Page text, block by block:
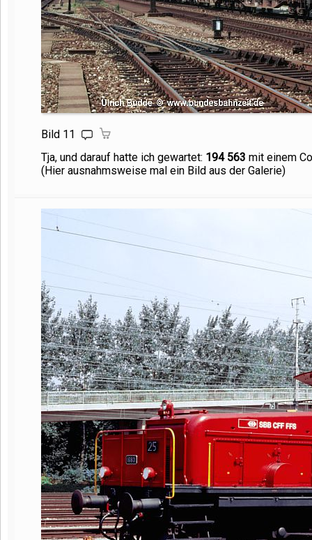
Bild 11
Tja, und darauf hatte ich gewartet: 194 563 mit einem
(Hier ausnahmsweise mal ein Bild aus der Galerie)